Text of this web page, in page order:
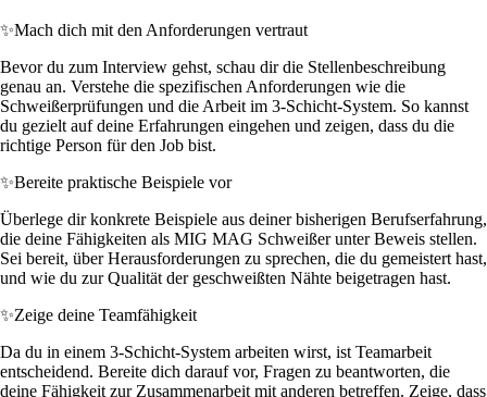
✨Mach dich mit den Anforderungen vertraut
Bevor du zum Interview gehst, schau dir die Stellenbeschreibung
genau an. Verstehe die spezifischen Anforderungen wie die
Schweißerprüfungen und die Arbeit im 3-Schicht-System. So kannst
du gezielt auf deine Erfahrungen eingehen und zeigen, dass du die
richtige Person für den Job bist.
✨Bereite praktische Beispiele vor
Überlege dir konkrete Beispiele aus deiner bisherigen Berufserfahrung,
die deine Fähigkeiten als MIG MAG Schweißer unter Beweis stellen.
Sei bereit, über Herausforderungen zu sprechen, die du gemeistert hast,
und wie du zur Qualität der geschweißten Nähte beigetragen hast.
✨Zeige deine Teamfähigkeit
Da du in einem 3-Schicht-System arbeiten wirst, ist Teamarbeit
entscheidend. Bereite dich darauf vor, Fragen zu beantworten, die
deine Fähigkeit zur Zusammenarbeit mit anderen betreffen. Zeige, dass